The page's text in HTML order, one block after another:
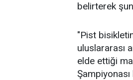
belirterek
"Pist
uluslararası
elde ettiği